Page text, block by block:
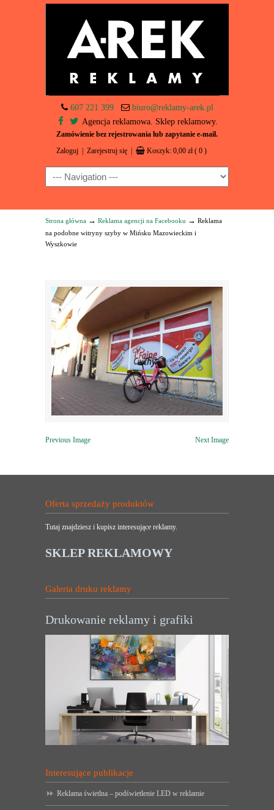
607 221 399
biuro@reklamy-arek.pl
Agencja reklamowa. Sklep reklamowy.
Zamówienie bez rejestrowania lub zapytanie e-mail.
Zaloguj Zarejestruj się Koszyk: 0,00 zł ( 0 )
Navigation
Strona główna → Reklama agencji na Facebooku → Reklama
na podobne witryny szyby w Mińsku Mazowieckim i
Wyszkowie
Previous Image Next Image
Oferta sprzedaży produktów
Tutaj znajdziesz i kupisz interesujące reklamy.
SKLEP REKLAMOWY
Galeria druku reklamy
Drukowanie reklamy i grafiki
Interesujące publikacje
Reklama świetlna – podświetlenie LED w reklamie